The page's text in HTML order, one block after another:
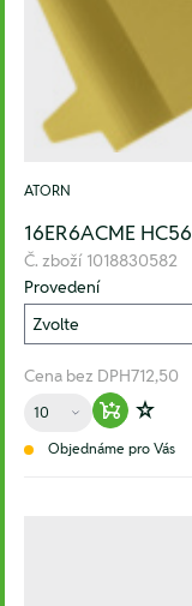
ATORN
16ER6ACME
Č. zboží 1018830582
Provedení
Cena bez DPH712,50
Množství
Zur
Objednáme pro Vás